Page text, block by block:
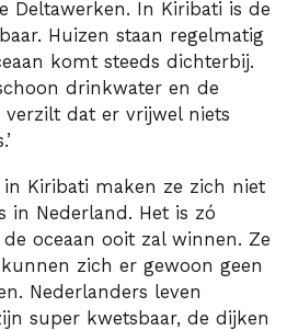
Deltawerken. In Kiribati is de
Huizen staan regelmatig
komt steeds dichterbij.
drinkwater en de
dat er vrijwel niets
in Kiribati maken ze zich niet
in Nederland. Het is zó
oceaan ooit zal winnen. Ze
zich er gewoon geen
Nederlanders leven
super kwetsbaar, de dijken